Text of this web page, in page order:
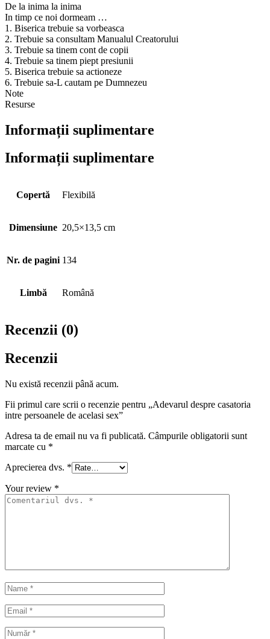
De la inima la inima
In timp ce noi dormeam …
1. Biserica trebuie sa vorbeasca
2. Trebuie sa consultam Manualul Creatorului
3. Trebuie sa tinem cont de copii
4. Trebuie sa tinem piept presiunii
5. Biserica trebuie sa actioneze
6. Trebuie sa-L cautam pe Dumnezeu
Note
Resurse
Informații suplimentare
Informații suplimentare
Copertă Flexibilă
Dimensiune 20,5×13,5 cm
Nr. de pagini 134
Limbă Română
Recenzii (0)
Recenzii
Nu există recenzii până acum.
Fii primul care scrii o recenzie pentru „Adevarul despre casatoria
intre persoanele de acelasi sex”
Adresa ta de email nu va fi publicată. Câmpurile obligatorii sunt
marcate cu *
Aprecierea dvs. *
Your review *